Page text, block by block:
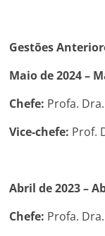
Gestões
Maio de 2024 –
Chefe: Profa.
Vice-chefe: Prof.
Abril de 2023 –
Chefe: Profa.